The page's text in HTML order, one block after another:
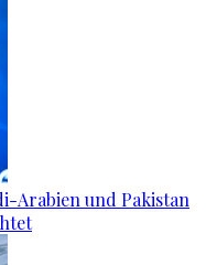
Arabien und Pakistan